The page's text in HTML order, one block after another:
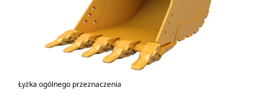
Łyżka ogólnego przeznaczenia